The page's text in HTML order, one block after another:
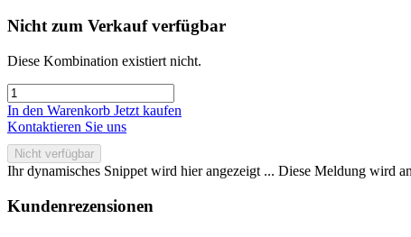
Nicht zum Verkauf verfügbar
Diese Kombination existiert nicht.
In den Warenkorb Jetzt kaufen
Kontaktieren Sie uns
Nicht verfügbar
Ihr dynamisches Snippet wird hier angezeigt ... Diese Meldung wird
Kundenrezensionen